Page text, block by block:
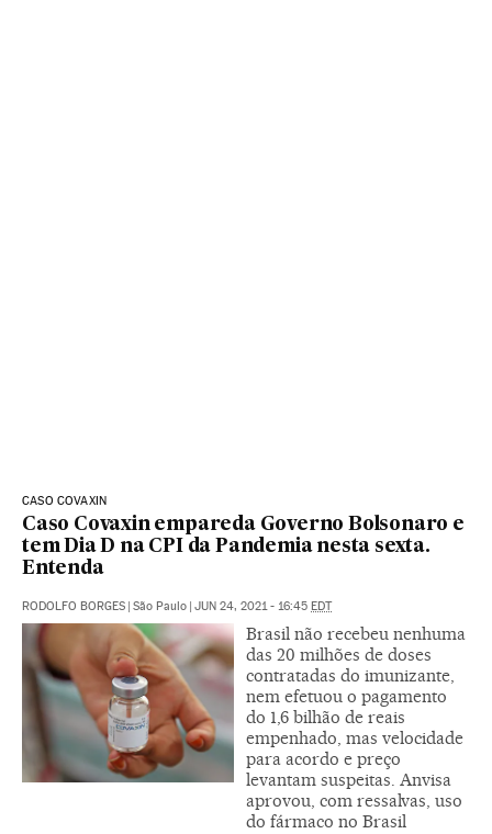
CASO COVAXIN
Caso Covaxin empareda Governo Bolsonaro e
tem Dia D na CPI da Pandemia nesta sexta.
Entenda
RODOLFO BORGES | São Paulo | JUN 24, 2021 - 16:45 EDT
Brasil não recebeu nenhuma
das 20 milhões de doses
contratadas do imunizante,
nem efetuou o pagamento
do 1,6 bilhão de reais
empenhado, mas velocidade
para acordo e preço
levantam suspeitas. Anvisa
aprovou, com ressalvas, uso
do fármaco no Brasil